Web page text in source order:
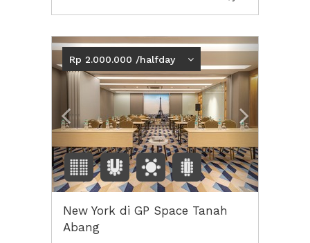
Previous Next2
Rp 2.000.000 /halfday
New York di GP Space Tanah
Abang